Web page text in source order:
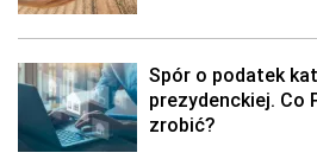
Spór o podatek
prezydenckiej. Co
zrobić?